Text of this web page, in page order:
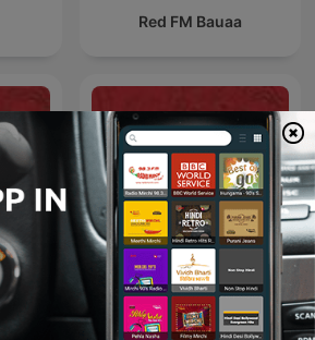
Red FM Bauaa
Red FM Bauaa